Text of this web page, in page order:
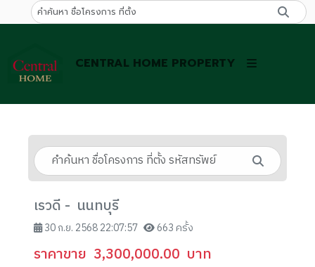
CENTRAL HOME PROPERTY
เรวดี - นนทบุรี
30 ก.ย. 2568 22:07:57 663 ครั้ง
ราคาขาย 3,300,000.00 บาท